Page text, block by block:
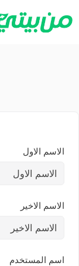
الاسم الاول
الاسم الاخير
اسم المستخدم